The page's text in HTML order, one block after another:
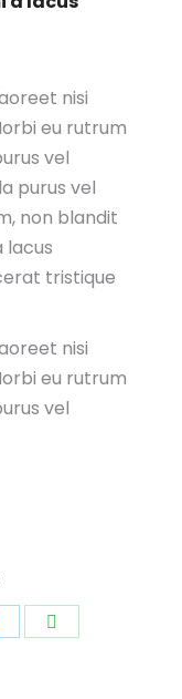
nisi
eu rutrum
vel
purus vel
non blandit
lacus
tristique
nisi
eu rutrum
vel
Partager